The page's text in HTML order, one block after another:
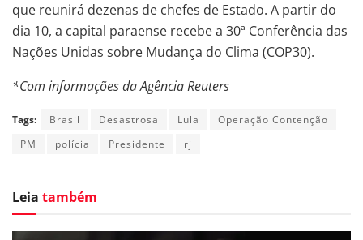
que reunirá dezenas de chefes de Estado. A partir do
dia 10, a capital paraense recebe a 30ª Conferência das
Nações Unidas sobre Mudança do Clima (COP30).
*Com informações da Agência Reuters
Tags: Brasil Desastrosa Lula
Operação Contenção
PM
polícia Presidente rj
Leia também